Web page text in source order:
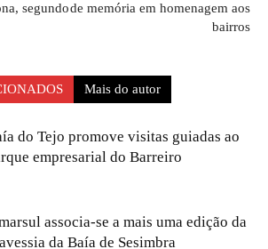
segundode memória em homenagem aos
bairros
Mais do autor
do Tejo promove visitas guiadas ao
empresarial do Barreiro
associa-se a mais uma edição da
da Baía de Sesimbra